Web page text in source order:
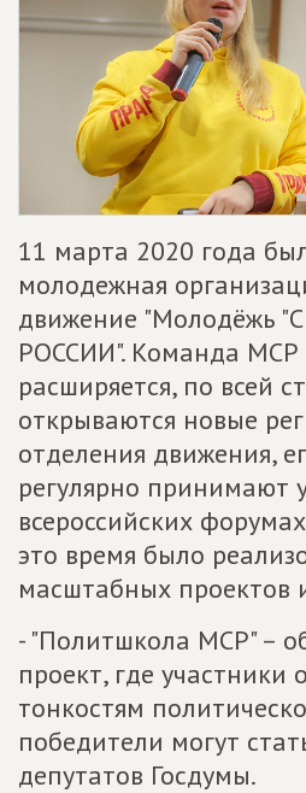
11 марта 2020 года
молодежная
движение "Молодёжь
РОССИИ". Команда МСР
расширяется, по всей
открываются новые
отделения движения,
регулярно принимают
всероссийских
это время было
масштабных проектов
- "Политшкола МСР" –
проект, где участники
тонкостям
победители могут
депутатов Госдумы.